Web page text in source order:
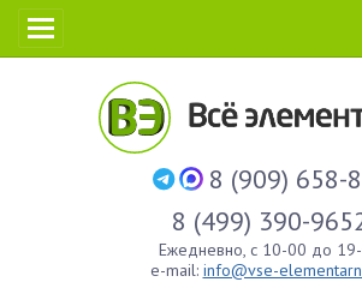
8 (909) 658-
8 (499) 390-
Ежедневно, с 10-00 до
e-mail: info@vse-